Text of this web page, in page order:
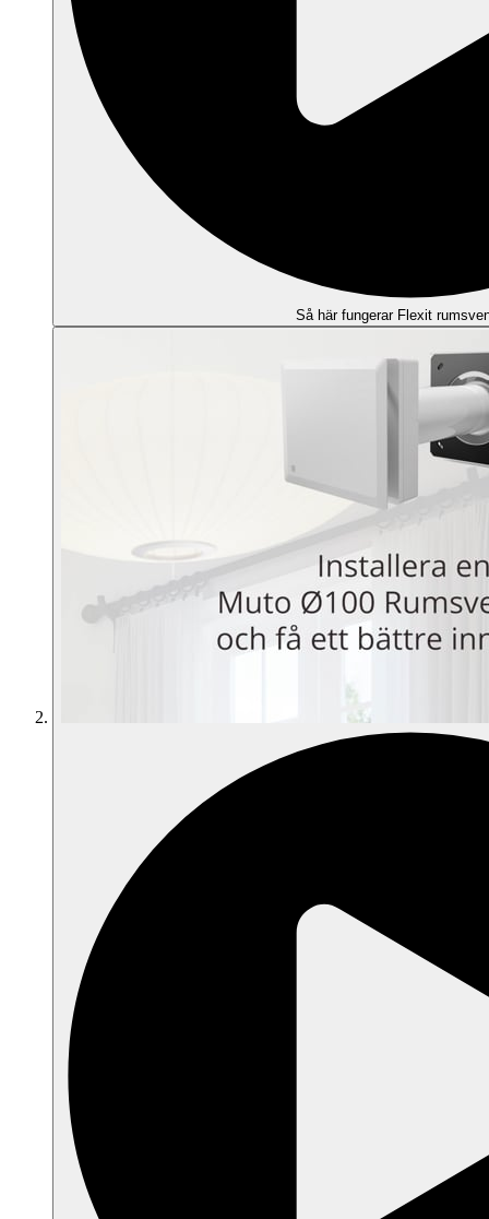
Så här fungerar Flexit